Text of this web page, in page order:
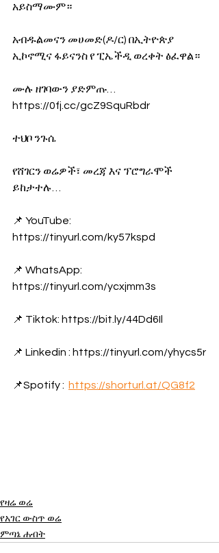
አይስማሙም።
አብዱልመናን መሀመድ(ዶ/ር) በኢትዮጵያ
ኢኮኖሚና ፋይናንስ የ ፒኤችዲ ወረቀት ፅፈዋል።
ሙሉ ዘገባውን ያድምጡ…
https://0fj.cc/gcZ9SquRbdr
ተህቦ ንጉሴ
የሸገርን ወሬዎች፣ መረጃ እና ፕሮግራሞች
ይከታተሉ…
📌 YouTube:
https://tinyurl.com/ky57kspd
📌 WhatsApp:
https://tinyurl.com/ycxjmm3s
📌 Tiktok: https://bit.ly/44Dd6Il
📌 Linkedin : https://tinyurl.com/yhycs5r
📌Spotify : https://shorturl.at/QG8f2
የዛሬ ወሬ
የአገር ውስጥ ወሬ
ምጣኔ ሐብት